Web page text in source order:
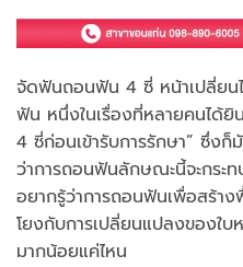
จัดฟันถอนฟัน 4 ซี่ หน้าเปลี่ยน
ฟัน หนึ่งในเรื่องที่หลายคนได้
4 ซี่ก่อนเข้ารับการรักษา” ซึ่งก็
ว่าการถอนฟันลักษณะนี้จะกระ
อยากรู้ว่าการถอนฟันเพื่อสร้า
โยงกับการเปลี่ยนแปลงของใบ
มากน้อยแค่ไหน